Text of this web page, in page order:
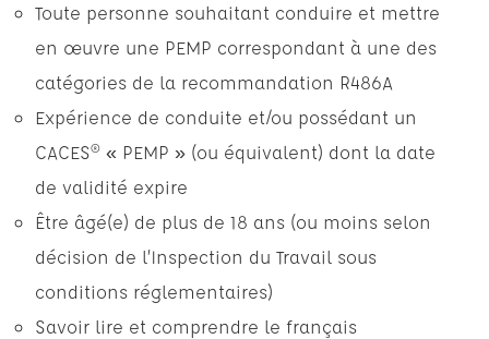
Toute personne souhaitant conduire et mettre
en œuvre une PEMP correspondant à une des
catégories de la recommandation R486A
Expérience de conduite et/ou possédant un
CACES® « PEMP » (ou équivalent) dont la date
de validité expire
Être âgé(e) de plus de 18 ans (ou moins selon
décision de l’Inspection du Travail sous
conditions réglementaires)
Savoir lire et comprendre le français